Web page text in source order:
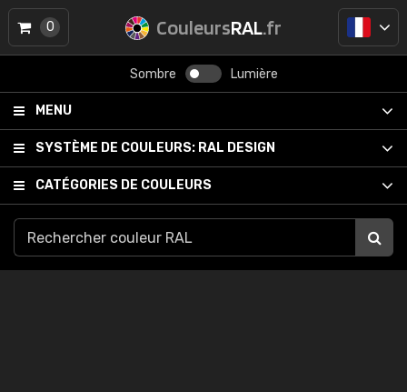
CouleursRAL.fr
Sombre Lumière
MENU
SYSTÈME DE COULEURS: RAL DESIGN
CATÉGORIES DE COULEURS
0